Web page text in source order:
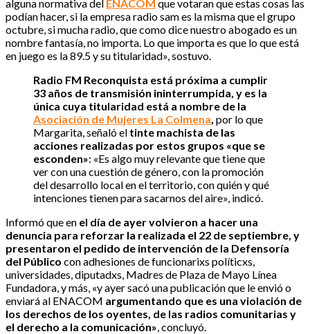
alguna normativa del ENACOM que votaran que estas cosas las
podían hacer, si la empresa radio sam es la misma que el grupo
octubre, si mucha radio, que como dice nuestro abogado es un
nombre fantasía, no importa. Lo que importa es que lo que está
en juego es la 89.5 y su titularidad», sostuvo.
Radio FM Reconquista está próxima a cumplir
33 años de transmisión ininterrumpida, y es la
única cuya titularidad está a nombre de la
Asociación de Mujeres La Colmena por lo que
Margarita, señaló el tinte machista de las
acciones realizadas por estos grupos «que se
esconden»: «Es algo muy relevante que tiene que
ver con una cuestión de género, con la promoción
del desarrollo local en el territorio, con quién y qué
intenciones tienen para sacarnos del aire», indicó.
Informó que en el día de ayer volvieron a hacer una
denuncia para reforzar la realizada el 22 de septiembre, y
presentaron el pedido de intervención de la Defensoría
del Público con adhesiones de funcionarixs políticxs,
universidades, diputadxs, Madres de Plaza de Mayo Línea
Fundadora, y más, «y ayer sacó una publicación que le envió o
enviará al ENACOM argumentando que es una violación de
los derechos de los oyentes, de las radios comunitarias y
el derecho a la comunicación» , concluyó.